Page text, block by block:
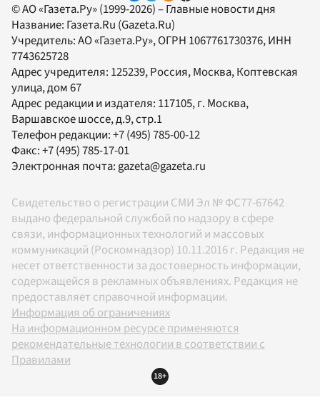
© АО «Газета.Ру» (1999-2026) – Главные новости дня
Название: Газета.Ru (Gazeta.Ru)
Учредитель:АО «Газета.Ру», ОГРН 1067761730376, ИНН
7743625728
Адрес учредителя: 125239, Россия, Москва, Коптевская
улица, дом 67
Адрес редакции и издателя: 117105, г. Москва,
Варшавское шоссе, д.9, стр.1
Телефон редакции:+7 (495) 785-00-12
Факс:+7 (495) 785-17-01
Электронная почта:gazeta@gazeta.ru
Свидетельство о регистрации СМИ Эл № ФС77-67642
выдано федеральной службой по надзору в сфере
связи, информационных технологий и массовых
коммуникаций (Роскомнадзор) 10.11.2016 г. Редакция не
несет ответственности за достоверность информации,
содержащейся в рекламных объявлениях. Редакция не
предоставляет справочной информации.
Информация об ограничениях
На информационном ресурсе применяются
рекомендательные технологии в соответствии с
Правилами
18+